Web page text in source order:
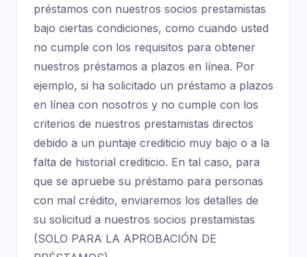
préstamos con nuestros socios prestamistas
bajo ciertas condiciones, como cuando usted
no cumple con los requisitos para obtener
nuestros préstamos a plazos en línea. Por
ejemplo, si ha solicitado un préstamo a plazos
en línea con nosotros y no cumple con los
criterios de nuestros prestamistas directos
debido a un puntaje crediticio muy bajo o a la
falta de historial crediticio. En tal caso, para
que se apruebe su préstamo para personas
con mal crédito, enviaremos los detalles de
su solicitud a nuestros socios prestamistas
(SOLO PARA LA APROBACIÓN DE